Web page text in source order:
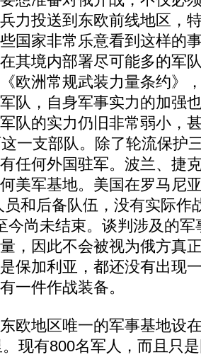
力投送到东欧前线地区，
国家非常乐意看到这样的
其境内部署尽可能多的军
欧洲常规武装力量条约》
队，自身军事实力的加强
队的实力仍旧非常弱小，
一支部队。除了轮流保护
任何外国驻军。波兰、捷
美军基地。美国在罗马尼
和后备队伍，没有实际作
今尚未结束。谈判涉及的
，因此不会被视为俄方真
保加利亚，都还没有出现
一件作战装备。
地区唯一的军事基地设
现有800名军人，而且只